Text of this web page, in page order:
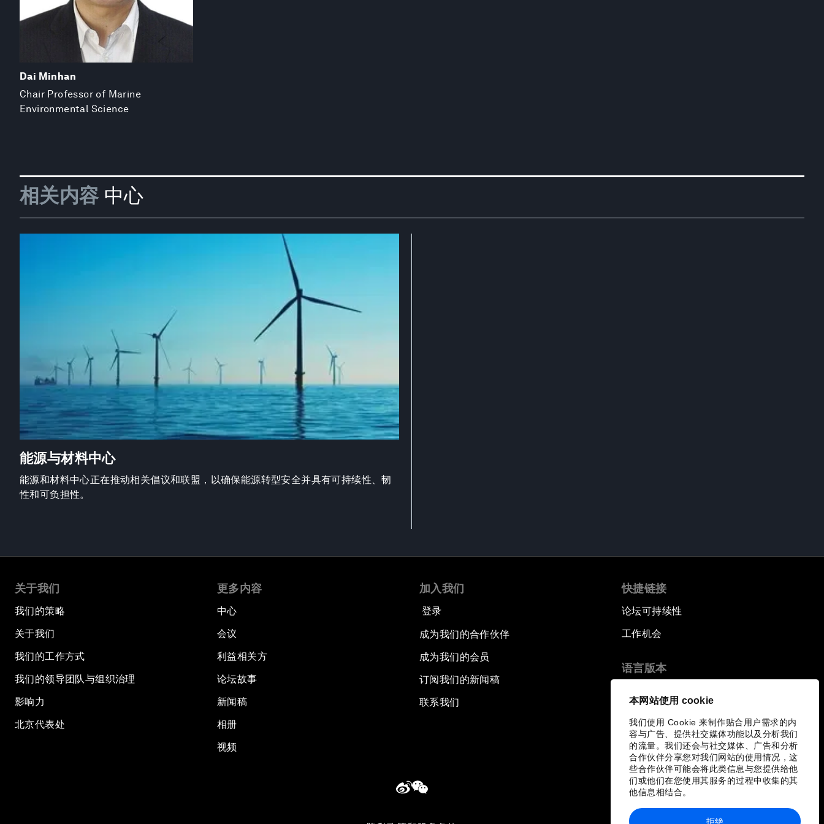
本网站使用 cookie
我们使用 Cookie 来制作贴合用户需求的内
容与广告、提供社交媒体功能以及分析我们
的流量。我们还会与社交媒体、广告和分析
合作伙伴分享您对我们网站的使用情况，这
些合作伙伴可能会将此类信息与您提供给他
们或他们在您使用其服务的过程中收集的其
他信息相结合。
拒绝
Dai Minhan
Chair Professor of Marine
Environmental Science
相关内容 中心
能源与材料中心
能源和材料中心正在推动相关倡议和联盟，以确保能源转型安全并具有可持续性、韧
性和可负担性。
关于我们
我们的策略
关于我们
我们的工作方式
我们的领导团队与组织治理
影响力
北京代表处
更多内容
中心
会议
利益相关方
论坛故事
新闻稿
相册
视频
加入我们
登录
成为我们的合作伙伴
成为我们的会员
订阅我们的新闻稿
联系我们
快捷链接
论坛可持续性
工作机会
语言版本